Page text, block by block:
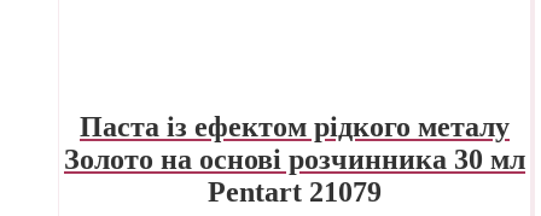
Паста із ефектом рідкого металу
Золото на основі розчинника 30 мл
Pentart 21079